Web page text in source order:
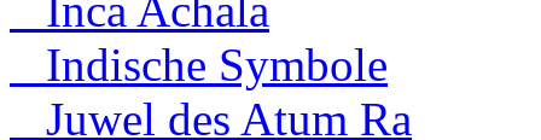
Inca Achala
Indische Symbole
Juwel des Atum Ra